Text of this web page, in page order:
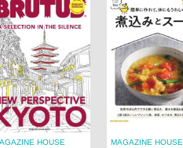
HOUSE
MAGAZINE HOUSE